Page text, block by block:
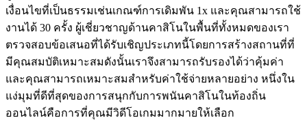
เงื่อนไขที่เป็นธรรมเช่นเกณฑ์การเดิมพัน 1x และคุณสามารถใช้
งานได้ 30 ครั้ง ผู้เชี่ยวชาญด้านคาสิโนในพื้นที่ทั้งหมดของเรา
ตรวจสอบข้อเสนอที่ได้รับเชิญประเภทนี้โดยการสร้างสถานที่ที่
มีคุณสมบัติเหมาะสมดังนั้นเราจึงสามารถรับรองได้ว่าคุ้มค่า
และคุณสามารถเหมาะสมสำหรับค่าใช้จ่ายหลายอย่าง หนึ่งใน
แง่มุมที่ดีที่สุดของการสนุกกับการพนันคาสิโนในท้องถิ่น
ออนไลน์คือการที่คุณมีวิดีโอเกมมากมายให้เลือก